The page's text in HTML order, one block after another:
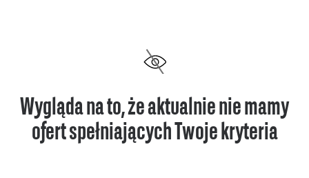
Wygląda na to, że aktualnie nie mamy
ofert spełniających Twoje kryteria